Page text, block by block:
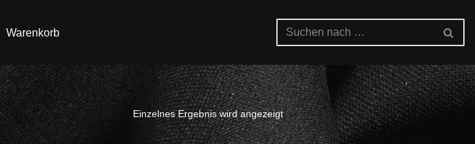
Warenkorb
Einzelnes Ergebnis wird angezeigt